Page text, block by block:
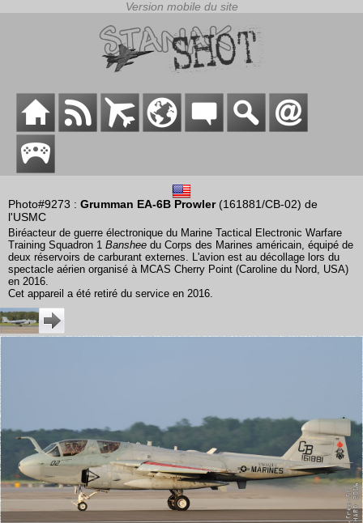
Photo#9273 : Grumman EA-6B Prowler(161881/CB-02) de
l'USMC
Biréacteur de guerre électronique du Marine Tactical Electronic Warfare
Training Squadron 1 Banshee du Corps des Marines américain, équipé de
deux réservoirs de carburant externes. L'avion est au décollage lors du
spectacle aérien organisé à MCAS Cherry Point (Caroline du Nord, USA)
en 2016.
Cet appareil a été retiré du service en 2016.